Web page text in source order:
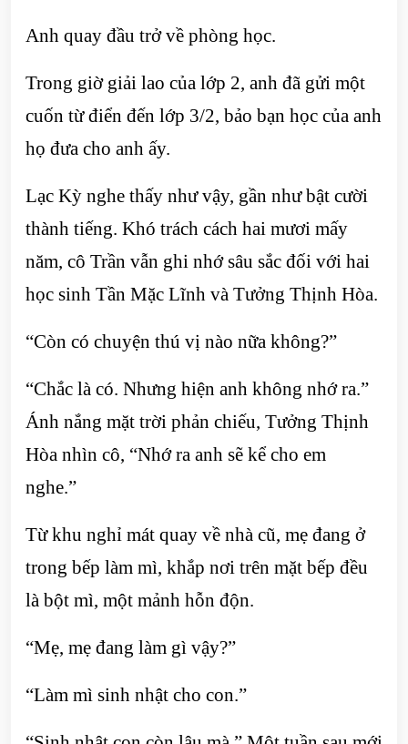
Anh quay đầu trở về phòng học.
Trong giờ giải lao của lớp 2, anh đã gửi một
cuốn từ điển đến lớp 3/2, bảo bạn học của anh
họ đưa cho anh ấy.
Lạc Kỳ nghe thấy như vậy, gần như bật cười
thành tiếng. Khó trách cách hai mươi mấy
năm, cô Trần vẫn ghi nhớ sâu sắc đối với hai
học sinh Tần Mặc Lĩnh và Tưởng Thịnh Hòa.
“Còn có chuyện thú vị nào nữa không?”
“Chắc là có. Nhưng hiện anh không nhớ ra.”
Ánh nắng mặt trời phản chiếu, Tưởng Thịnh
Hòa nhìn cô, “Nhớ ra anh sẽ kể cho em
nghe.”
Từ khu nghỉ mát quay về nhà cũ, mẹ đang ở
trong bếp làm mì, khắp nơi trên mặt bếp đều
là bột mì, một mảnh hỗn độn.
“Mẹ, mẹ đang làm gì vậy?”
“Làm mì sinh nhật cho con.”